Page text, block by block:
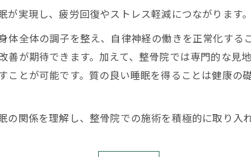
実現し、疲労回復やストレス軽減につながります。
全体の調子を整え、自律神経の働きを正常化する
善が期待できます。加えて、整骨院では専門的な見
とが可能です。質の良い睡眠を得ることは健康の
関係を理解し、整骨院での施術を積極的に取り入